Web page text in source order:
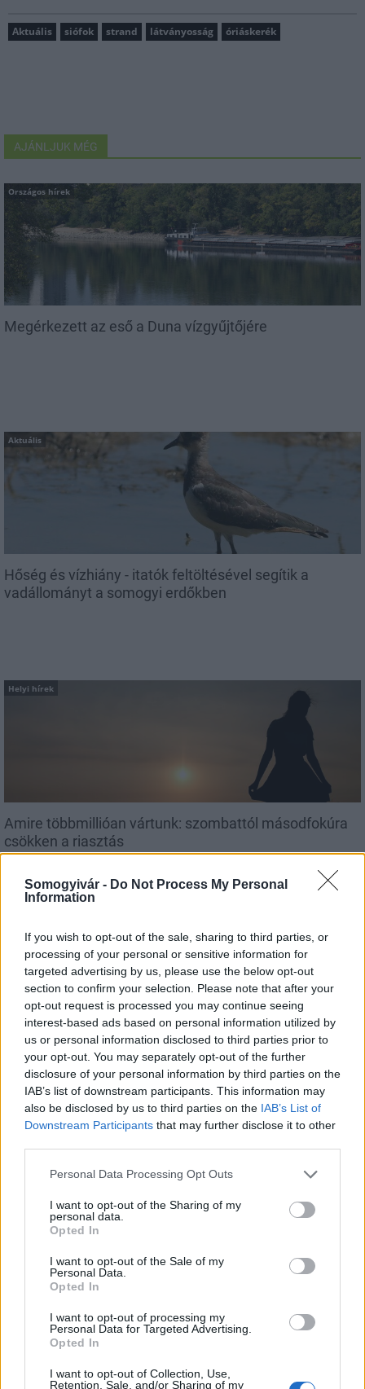
Somogyivár - Do Not Process My Personal
Information
If you wish to opt-out of the sale, sharing to third parties, or
processing of your personal or sensitive information for
targeted advertising by us, please use the below opt-out
section to confirm your selection. Please note that after your
opt-out request is processed you may continue seeing
interest-based ads based on personal information utilized by
us or personal information disclosed to third parties prior to
your opt-out. You may separately opt-out of the further
disclosure of your personal information by third parties on the
IAB’s list of downstream participants. This information may
also be disclosed by us to third parties on the IAB’s List of
Downstream Participants that may further disclose it to other
Please note that this website/app uses one or more Google
not limited to your visit or usage behaviour. You may click to
grant or deny consent to Google and its third-party tags to
use your data for below specified purposes in below Google
consent section.
Personal Data Processing Opt Outs
I want to opt-out of the Sharing of my
personal data.
Opted In
I want to opt-out of the Sale of my
Personal Data.
Opted In
I want to opt-out of processing my
Personal Data for Targeted Advertising.
Opted In
I want to opt-out of Collection, Use,
Retention, Sale, and/or Sharing of my
Aktuális siófok strand látványosság óriáskerék
AJÁNLJUK MÉG
Országos hírek
Megérkezett az eső a Duna vízgyűjtőjére
Aktuális
Hőség és vízhiány - itatók feltöltésével segítik a
vadállományt a somogyi erdőkben
Helyi hírek
Amire többmillióan vártunk: szombattól másodfokúra
csökken a riasztás
MAGYAR ÉPÍTŐK
Aktuális
műemlékfelújítás
megújul a tatai Angolkert
A projekt részeként megújulnak a területen található
műemlékek, köztük a különleges Műromok, valamint a közeli
Várkanyarban álló Nepomuki Szent János híd és szobor is.
M1 bővítés: már zajlik a teljesen új
Bicske Kelet csomópont építése